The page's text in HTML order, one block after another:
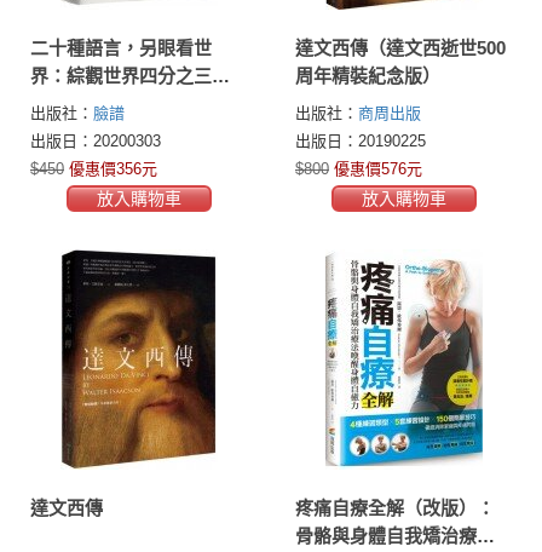
二十種語言，另眼看世
界：綜觀世界四分之三人
口聽、讀、說、寫的語
言，暢遊多采多姿的文化
語言學世界、挖掘日常溝
通背後的歷史趣知識
出版社： 臉譜
出版日：20200303
$450 優惠價356元
放入購物車
達文西傳（達文西逝世500
周年精裝紀念版）
出版社： 商周出版
出版日：20190225
$800 優惠價576元
放入購物車
達文西傳
疼痛自療全解（改版）：
骨骼與身體自我矯治療法